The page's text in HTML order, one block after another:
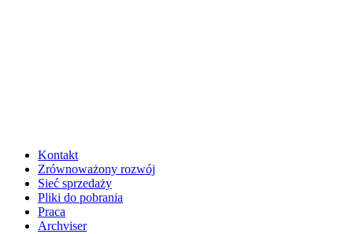
Kontakt
Zrównoważony rozwój
Sieć sprzedaży
Pliki do pobrania
Praca
Archviser